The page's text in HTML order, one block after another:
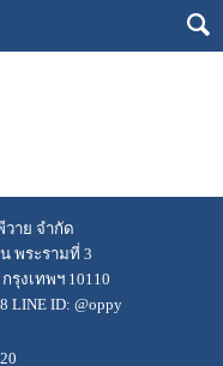
วาย จำกัด
พระรามที่ 3
รุงเทพฯ 10110
LINE ID: @oppy